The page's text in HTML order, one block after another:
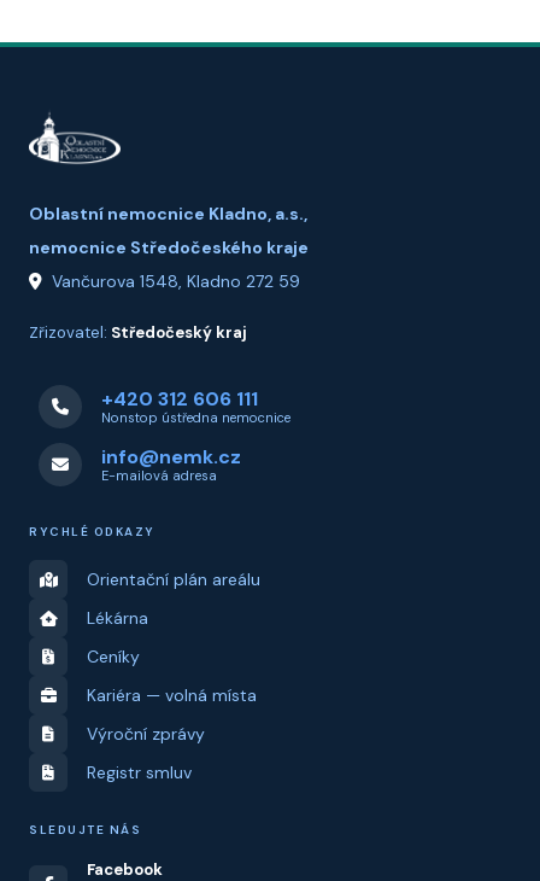
Oblastní nemocnice Kladno, a.s.,
nemocnice Středočeského kraje
Vančurova 1548, Kladno 272 59
Zřizovatel: Středočeský kraj
+420 312 606 111
Nonstop ústředna nemocnice
info@nemk.cz
E-mailová adresa
RYCHLÉ ODKAZY
Orientační plán areálu
Lékárna
Ceníky
Kariéra — volná místa
Výroční zprávy
Registr smluv
SLEDUJTE NÁS
Facebook